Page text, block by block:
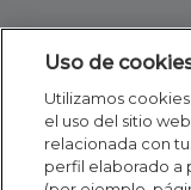
Uso de
Utilizamos
el uso del sitio
relacionada con
perfil elaborado a